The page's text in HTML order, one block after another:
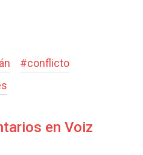
#conflicto
en Voiz